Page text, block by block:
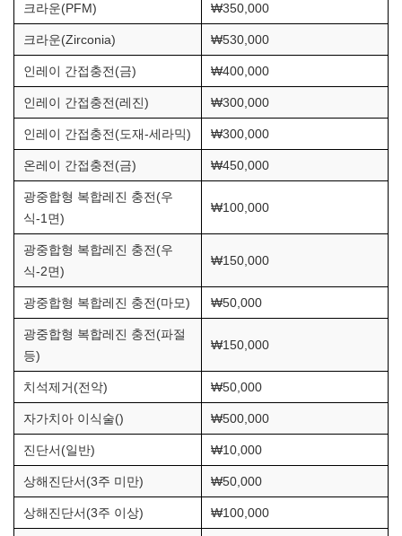
크라운(PFM) ₩350,000
크라운(Zirconia) ₩530,000
인레이 간접충전(금) ₩400,000
인레이 간접충전(레진) ₩300,000
인레이 간접충전(도재-세라믹) ₩300,000
온레이 간접충전(금) ₩450,000
광중합형 복합레진 충전(우
식-1면)
₩100,000
광중합형 복합레진 충전(우
식-2면)
₩150,000
광중합형 복합레진 충전(마모) ₩50,000
광중합형 복합레진 충전(파절
등)
₩150,000
치석제거(전악) ₩50,000
자가치아 이식술() ₩500,000
진단서(일반) ₩10,000
상해진단서(3주 미만) ₩50,000
상해진단서(3주 이상) ₩100,000